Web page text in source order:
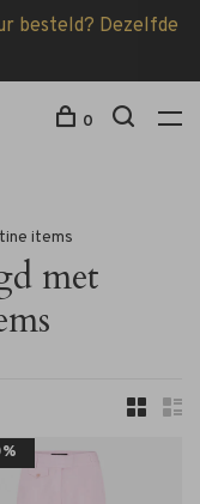
besteld? Dezelfde
0
items
met